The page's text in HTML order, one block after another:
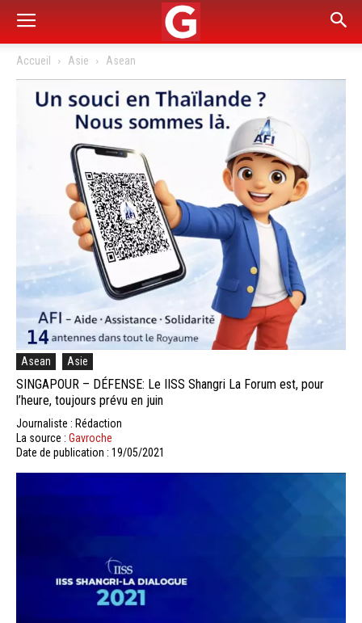
Accueil Asie Asean
Asean Asie
SINGAPOUR – DÉFENSE: Le IISS Shangri La Forum est, pour
l’heure, toujours prévu en juin
Journaliste : Rédaction
La source : Gavroche
Date de publication : 19/05/2021